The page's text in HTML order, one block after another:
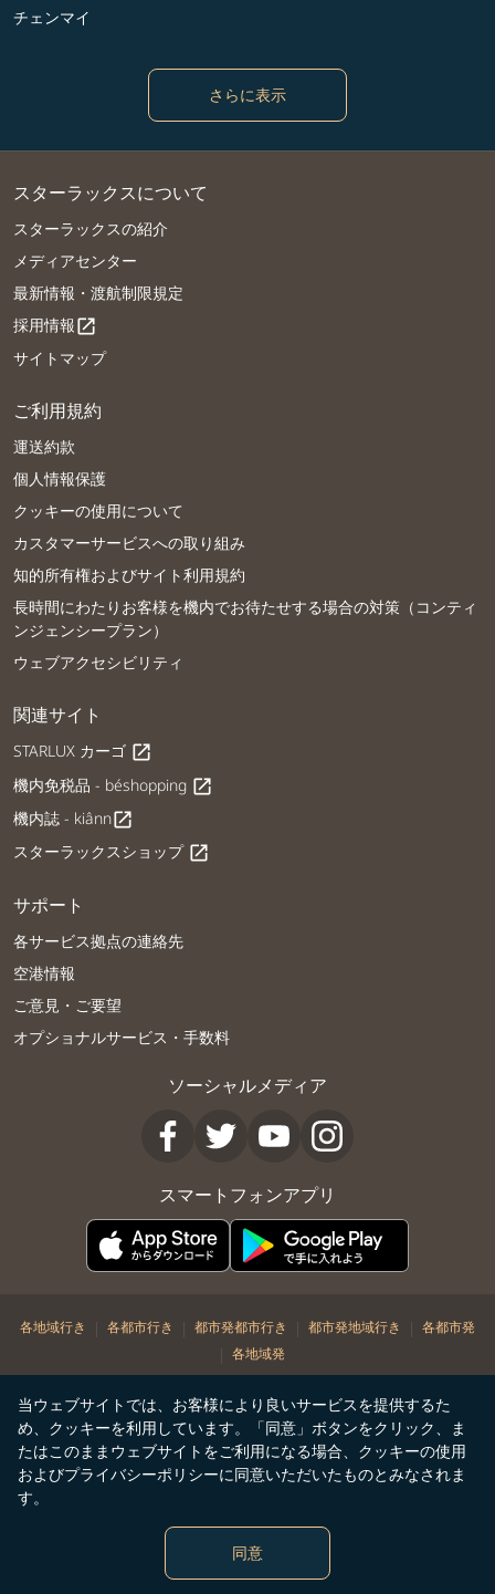
当ウェブサイトでは、お客様により良いサービスを提供するた
め、クッキーを利用しています。「同意」ボタンをクリック、ま
たはこのままウェブサイトをご利用になる場合、クッキーの使用
およびプライバシーポリシーに同意いただいたものとみなされま
す。
同意
チェンマイ
さらに表示
スターラックスについて
スターラックスの紹介
メディアセンター
最新情報・渡航制限規定
採用情報open_in_new
サイトマップ
ご利用規約
運送約款
個人情報保護
クッキーの使用について
カスタマーサービスへの取り組み
知的所有権およびサイト利用規約
長時間にわたりお客様を機内でお待たせする場合の対策（コンティ
ンジェンシープラン）
ウェブアクセシビリティ
関連サイト
STARLUX カーゴ open_in_new
機内免税品 - béshopping open_in_new
機内誌 - kiânnopen_in_new
スターラックスショップ open_in_new
サポート
各サービス拠点の連絡先
空港情報
ご意見・ご要望
オプショナルサービス・手数料
ソーシャルメディア
スマートフォンアプリ
各地域行き | 各都市行き | 都市発都市行き | 都市発地域行き | 各都市発
| 各地域発